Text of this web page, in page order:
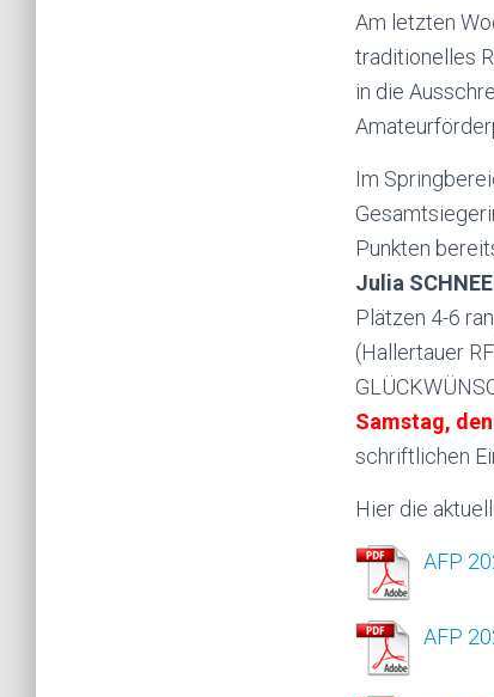
Am letzten
traditionelles
in die
Im
Punkten
Julia
Plätzen 4-6
(Hallertauer
Samstag,
schriftlichen
Hier die
AFP
AFP